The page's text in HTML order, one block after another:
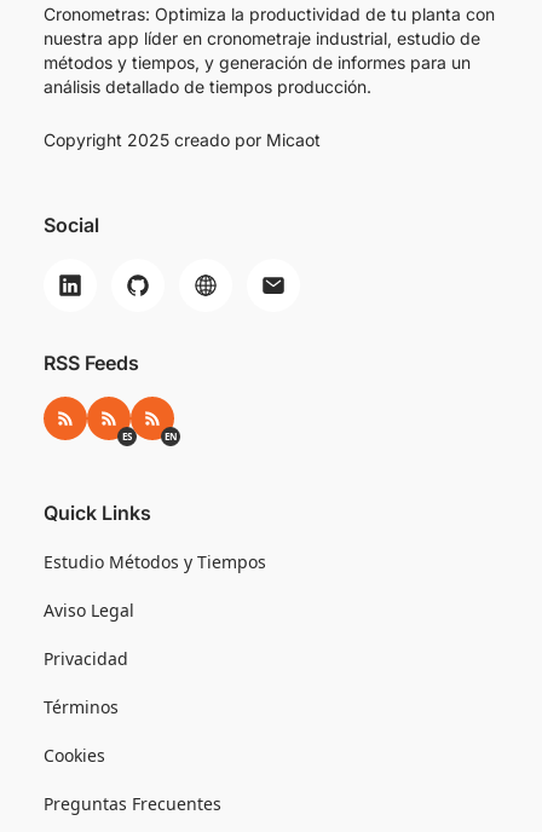
Cronometras: Optimiza la productividad de tu planta con
nuestra app líder en cronometraje industrial, estudio de
métodos y tiempos, y generación de informes para un
análisis detallado de tiempos producción.
Copyright 2025 creado por Micaot
Social
RSS Feeds
RSS RSS ES
ES RSS EN
EN
Quick Links
Estudio Métodos y Tiempos
Aviso Legal
Privacidad
Términos
Cookies
Preguntas Frecuentes